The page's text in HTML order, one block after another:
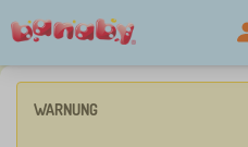
WARNUNG